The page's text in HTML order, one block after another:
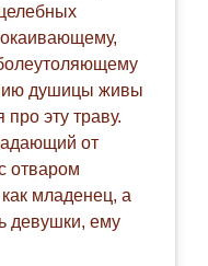
душицы живы
про эту траву.
от
отваром
младенец, а
девушки, ему